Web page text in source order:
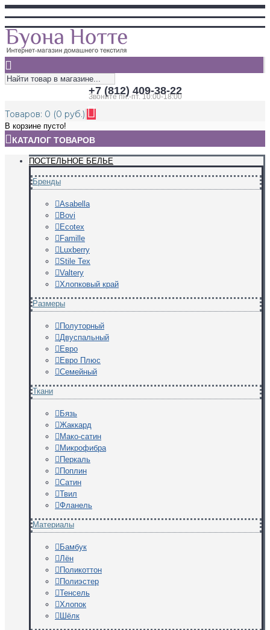
+7 (812) 409-38-22
Звоните пн.-пт. 10:00-18:00
Товаров: 0 (0 руб.)
В корзине пусто!
КАТАЛОГ ТОВАРОВ
ПОСТЕЛЬНОЕ БЕЛЬЕ
Бренды
Asabella
Bovi
Ecotex
Famille
Luxberry
Stile Tex
Valtery
Хлопковый край
Размеры
Полуторный
Двуспальный
Евро
Евро Плюс
Семейный
Ткани
Бязь
Жаккард
Мако-сатин
Микрофибра
Перкаль
Поплин
Сатин
Твил
Фланель
Материалы
Бамбук
Лён
Поликоттон
Полиэстер
Тенсель
Хлопок
Шёлк